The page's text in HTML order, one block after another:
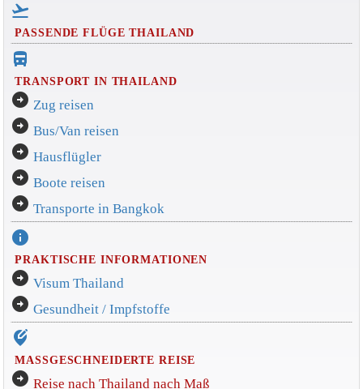
flight_takeoff
PASSENDE FLÜGE THAILAND
directions_bus_filled
TRANSPORT IN THAILAND
arrow_circle_right Zug reisen
arrow_circle_right Bus/Van reisen
arrow_circle_right Hausflügler
arrow_circle_right Boote reisen
arrow_circle_right Transporte in Bangkok
info
PRAKTISCHE INFORMATIONEN
arrow_circle_right Visum Thailand
arrow_circle_right Gesundheit / Impfstoffe
edit_location_alt
MASSGESCHNEIDERTE REISE
arrow_circle_right Reise nach Thailand nach Maß